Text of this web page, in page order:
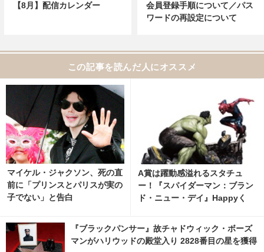
【8月】配信カレンダー
会員登録手順について／パス
ワードの再設定について
この記事を読んだ人にオススメ
マイケル・ジャクソン、死の直
前に「プリンスとパリスが実の
子でない」と告白
A賞は躍動感溢れるスタチュ
ー！『スパイダーマン：ブラン
ド・ニュー・デイ』Happyく
真・画像 | cinemacafe.net
『ブラックパンサー』故チャドウィック・ボーズ
マンがハリウッドの殿堂入り 2828番目の星を獲得